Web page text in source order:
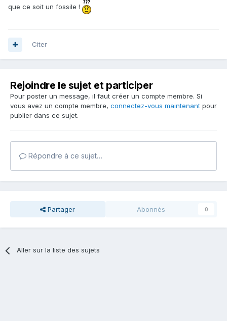
que ce soit un fossile !
Citer
Rejoindre le sujet et participer
Pour poster un message, il faut créer un compte membre. Si
vous avez un compte membre, connectez-vous maintenant pour
publier dans ce sujet.
Répondre à ce sujet…
Partager Abonnés 0
Aller sur la liste des sujets